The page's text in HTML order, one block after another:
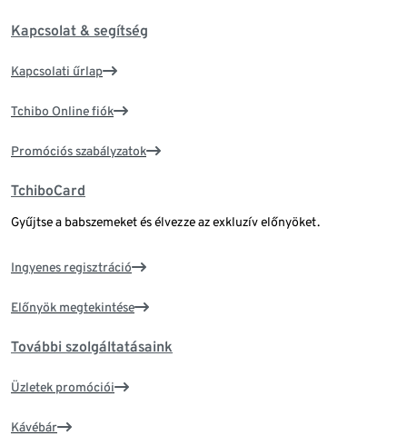
Kapcsolat & segítség
Kapcsolati űrlap
Tchibo Online fiók
Promóciós szabályzatok
TchiboCard
Gyűjtse a babszemeket és élvezze az exkluzív előnyöket.
Ingyenes regisztráció
Előnyök megtekintése
További szolgáltatásaink
Üzletek promóciói
Kávébár